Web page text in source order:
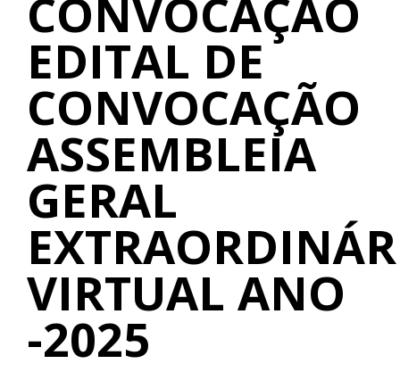
CONVOCAÇÃO
EDITAL DE
CONVOCAÇÃO
ASSEMBLEIA
GERAL
VIRTUAL ANO
-2025